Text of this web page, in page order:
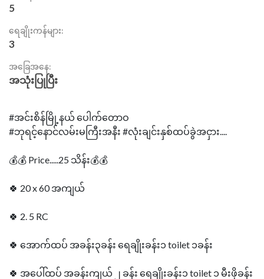
5
ရေချိုးကန်များ:
3
အခြေအနေ:
အသုံးပြုပြီး
#အင်းစိန်မြို့နယ် ပေါက်တောဝ
#ဘုရင့်နောင်လမ်းမကြီးအနီး #လုံးချင်းနှစ်ထပ်ခွဲအငှား....
💰💰 Price.....25 သိန်း💰💰
🍀 20 x 60 အကျယ်
🍀 2. 5 RC
🍀 အောက်ထပ် အခန်း၃ခန်း ရေချိုးခန်း၁ toilet ၁ခန်း
🍀 အပေါ်ထပ် အခန်းကျယ် ၂ ခန်း ရေချိုးခန်း၁ toilet ၁ မီးဖိုခန်း